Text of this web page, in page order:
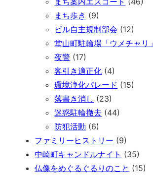
まち歩き (9)
ビル自主規制部会 (12)
堂山町駐輪場「ウメチャリ」
夜警 (17)
客引き適正化 (4)
環境浄化パレード (15)
落書き消し (23)
迷惑駐輪撤去 (44)
防犯活動 (6)
ファミリーヒストリー (9)
中崎町キャンドルナイト (35)
仏像をめぐるぐるりのこと (15)